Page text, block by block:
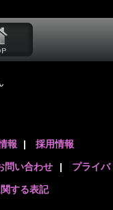
報 | 採用情報
問い合わせ | プライバ
する表記